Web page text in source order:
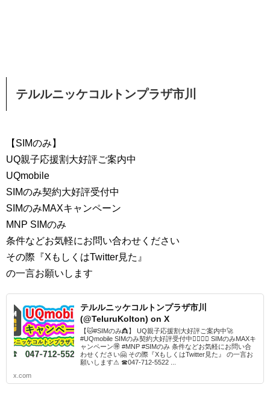
テルルニッケコルトンプラザ市川
【SIMのみ】
UQ親子応援割大好評ご案内中
UQmobile
SIMのみ契約大好評受付中
SIMのみMAXキャンペーン
MNP SIMのみ
条件などお気軽にお問い合わせください
その際『XもしくはTwitter見た』
の一言お願いします
テルルニッケコルトンプラザ市川
(@TeluruKolton) on X
【🐱#SIMのみ👸】 UQ親子応援割大好評ご案内中🚀
#UQmobile SIMのみ契約大好評受付中🙆‍♂️🙆‍♀️ SIMのみMAXキ
ャンペーン🉐 #MNP #SIMのみ 条件などお気軽にお問い合
わせください🤗 その際『XもしくはTwitter見た』 の一言お
願いします⚠ ☎047-712-5522 ...
x.com